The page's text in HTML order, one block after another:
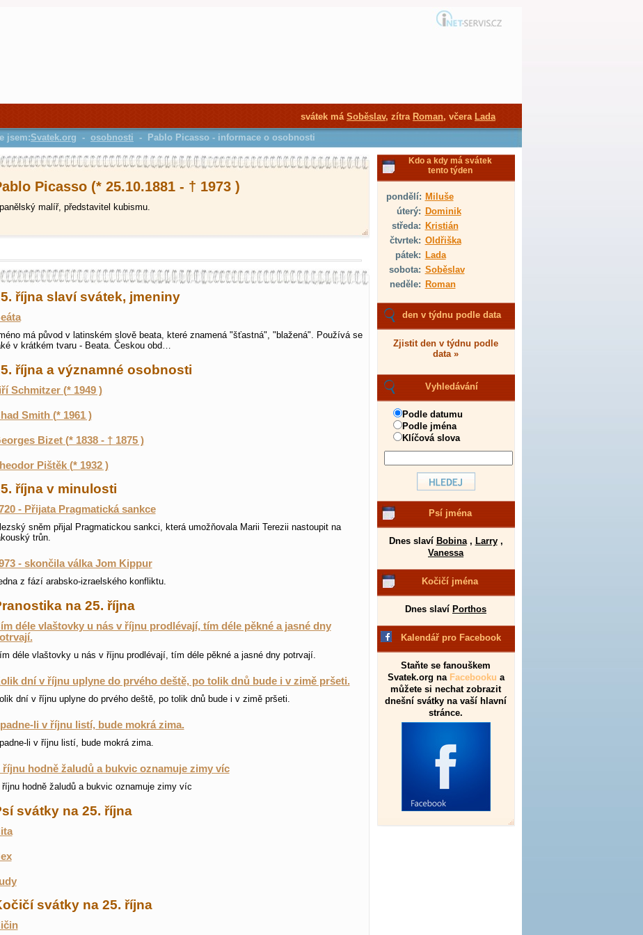
Picasso (* 25.10.1881 - † 1973 )
malíř, představitel kubismu.
října slaví svátek, jmeniny
má původ v latinském slově beata, které znamená "šťastná", "blažená". Používá se
v krátkém tvaru - Beata. Českou obd…
října a významné osobnosti
Schmitzer (* 1949 )
Smith (* 1961 )
Bizet (* 1838 - † 1875 )
Pištěk (* 1932 )
října v minulosti
- Přijata Pragmatická sankce
sněm přijal Pragmatickou sankci, která umožňovala Marii Terezii nastoupit na
trůn.
- skončila válka Jom Kippur
z fází arabsko-izraelského konfliktu.
na 25. října
déle vlaštovky u nás v říjnu prodlévají, tím déle pěkné a jasné dny
déle vlaštovky u nás v říjnu prodlévají, tím déle pěkné a jasné dny potrvají.
dní v říjnu uplyne do prvého deště, po tolik dnů bude i v zimě pršeti.
dní v říjnu uplyne do prvého deště, po tolik dnů bude i v zimě pršeti.
li v říjnu listí, bude mokrá zima.
li v říjnu listí, bude mokrá zima.
říjnu hodně žaludů a bukvic oznamuje zimy víc
říjnu hodně žaludů a bukvic oznamuje zimy víc
svátky na 25. října
svátky na 25. října
Kdo a kdy má svátek
tento týden
pondělí: Miluše
úterý: Dominik
středa: Kristián
čtvrtek: Oldřiška
pátek: Lada
sobota: Soběslav
neděle: Roman
den v týdnu podle data
Zjistit den v týdnu podle
data »
Vyhledávání
Podle datumu
Podle jména
Klíčová slova
Psí jména
Dnes slaví Bobina, Larry,
Vanessa
Kočičí jména
Dnes slaví Porthos
Kalendář pro Facebook
Staňte se fanouškem
Svatek.org na Facebooku a
můžete si nechat zobrazit
dnešní svátky na vaší hlavní
stránce.
svátek má Soběslav, zítra Roman, včera Lada
jsem:Svatek.org - osobnosti - Pablo Picasso - informace o osobnosti